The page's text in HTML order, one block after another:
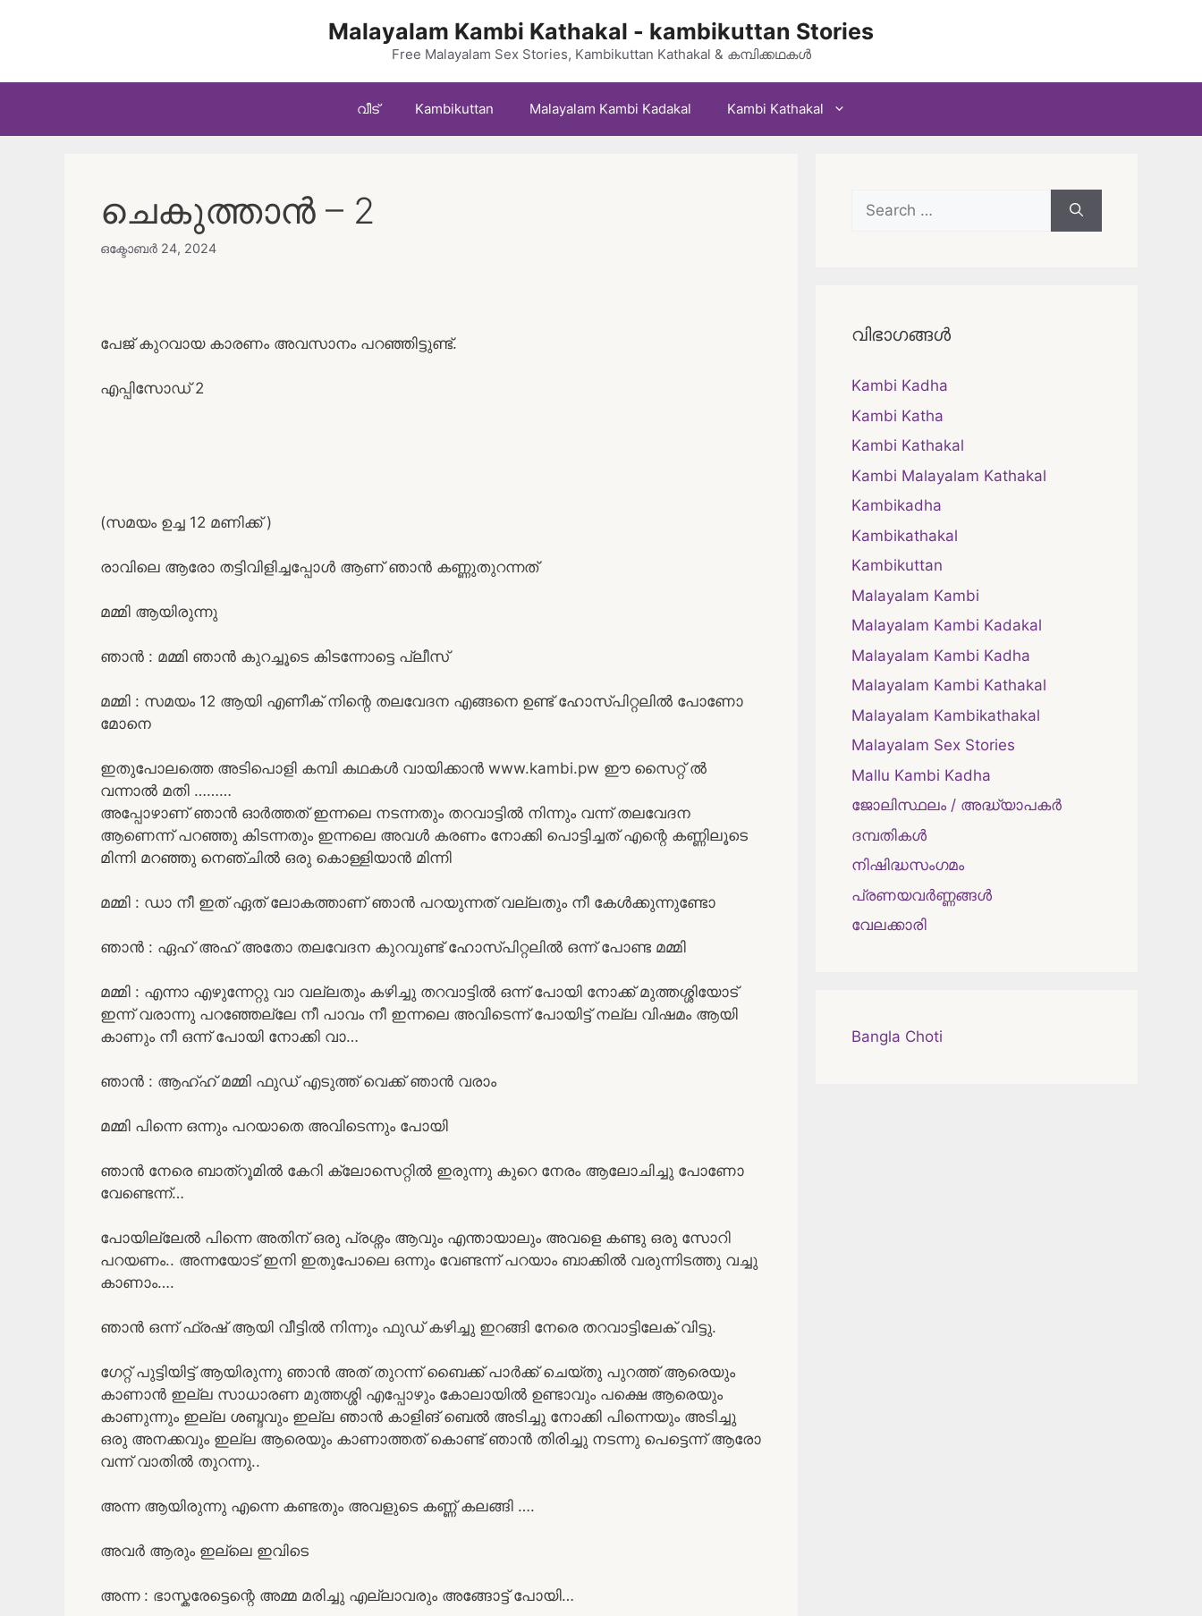
Malayalam Kambi Kathakal - kambikuttan Stories
Free Malayalam Sex Stories, Kambikuttan Kathakal & കമ്പിക്കഥകൾ
വീട് Kambikuttan Malayalam Kambi Kadakal Kambi Kathakal
ചെകുത്താൻ – 2
ഒക്ടോബർ 24, 2024
പേജ് കുറവായ കാരണം അവസാനം പറഞ്ഞിട്ടുണ്ട്.
എപ്പിസോഡ് 2
(സമയം ഉച്ച 12 മണിക്ക് )
രാവിലെ ആരോ തട്ടിവിളിച്ചപ്പോൾ ആണ് ഞാൻ കണ്ണുതുറന്നത്
മമ്മി ആയിരുന്നു
ഞാൻ : മമ്മി ഞാൻ കുറച്ചൂടെ കിടന്നോട്ടെ പ്ലീസ്
മമ്മി : സമയം 12 ആയി എണീക് നിന്റെ തലവേദന എങ്ങനെ ഉണ്ട് ഹോസ്പിറ്റലിൽ പോണോ
മോനെ
ഇതുപോലത്തെ അടിപൊളി കമ്പി കഥകൾ വായിക്കാൻ www.kambi.pw ഈ സൈറ്റ് ൽ
വന്നാൽ മതി ………
അപ്പോഴാണ് ഞാൻ ഓർത്തത് ഇന്നലെ നടന്നതും തറവാട്ടിൽ നിന്നും വന്ന് തലവേദന
ആണെന്ന് പറഞ്ഞു കിടന്നതും ഇന്നലെ അവൾ കരണം നോക്കി പൊട്ടിച്ചത് എന്റെ കണ്ണിലൂടെ
മിന്നി മറഞ്ഞു നെഞ്ചിൽ ഒരു കൊള്ളിയാൻ മിന്നി
മമ്മി : ഡാ നീ ഇത് ഏത് ലോകത്താണ് ഞാൻ പറയുന്നത് വല്ലതും നീ കേൾക്കുന്നുണ്ടോ
ഞാൻ : ഏഹ് അഹ് അതോ തലവേദന കുറവുണ്ട് ഹോസ്പിറ്റലിൽ ഒന്ന് പോണ്ട മമ്മി
മമ്മി : എന്നാ എഴുന്നേറ്റു വാ വല്ലതും കഴിച്ചു തറവാട്ടിൽ ഒന്ന് പോയി നോക്ക് മുത്തശ്ശിയോട്
ഇന്ന് വരാന്നു പറഞ്ഞേല്ലേ നീ പാവം നീ ഇന്നലെ അവിടെന്ന് പോയിട്ട് നല്ല വിഷമം ആയി
കാണും നീ ഒന്ന് പോയി നോക്കി വാ…
ഞാൻ : ആഹ്ഹ് മമ്മി ഫുഡ്‌ എടുത്ത് വെക്ക് ഞാൻ വരാം
മമ്മി പിന്നെ ഒന്നും പറയാതെ അവിടെന്നും പോയി
ഞാൻ നേരെ ബാത്‌റൂമിൽ കേറി ക്ലോസെറ്റിൽ ഇരുന്നു കുറെ നേരം ആലോചിച്ചു പോണോ
വേണ്ടെന്ന്…
പോയില്ലേൽ പിന്നെ അതിന് ഒരു പ്രശ്നം ആവും എന്തായാലും അവളെ കണ്ടു ഒരു സോറി
പറയണം.. അന്നയോട് ഇനി ഇതുപോലെ ഒന്നും വേണ്ടന്ന് പറയാം ബാക്കിൽ വരുന്നിടത്തു വച്ചു
കാണാം….
ഞാൻ ഒന്ന് ഫ്രഷ് ആയി വീട്ടിൽ നിന്നും ഫുഡ്‌ കഴിച്ചു ഇറങ്ങി നേരെ തറവാട്ടിലേക് വിട്ടു.
ഗേറ്റ് പുട്ടിയിട്ട് ആയിരുന്നു ഞാൻ അത് തുറന്ന് ബൈക്ക് പാർക്ക്‌ ചെയ്തു പുറത്ത് ആരെയും
കാണാൻ ഇല്ല സാധാരണ മുത്തശ്ശി എപ്പോഴും കോലായിൽ ഉണ്ടാവും പക്ഷെ ആരെയും
കാണുന്നും ഇല്ല ശബ്ദവും ഇല്ല ഞാൻ കാളിങ് ബെൽ അടിച്ചു നോക്കി പിന്നെയും അടിച്ചു
ഒരു അനക്കവും ഇല്ല ആരെയും കാണാത്തത് കൊണ്ട് ഞാൻ തിരിച്ചു നടന്നു പെട്ടെന്ന് ആരോ
വന്ന് വാതിൽ തുറന്നു..
അന്ന ആയിരുന്നു എന്നെ കണ്ടതും അവളുടെ കണ്ണ് കലങ്ങി ….
അവർ ആരും ഇല്ലെ ഇവിടെ
അന്ന : ഭാസ്കരേട്ടെന്റെ അമ്മ മരിച്ചു എല്ലാവരും അങ്ങോട്ട്‌ പോയി…
Search
for:
വിഭാഗങ്ങൾ
Kambi Kadha
Kambi Katha
Kambi Kathakal
Kambi Malayalam Kathakal
Kambikadha
Kambikathakal
Kambikuttan
Malayalam Kambi
Malayalam Kambi Kadakal
Malayalam Kambi Kadha
Malayalam Kambi Kathakal
Malayalam Kambikathakal
Malayalam Sex Stories
Mallu Kambi Kadha
ജോലിസ്ഥലം / അദ്ധ്യാപകർ
ദമ്പതികള്‍
നിഷിദ്ധസംഗമം
പ്രണയവർണ്ണങ്ങൾ
വേലക്കാരി
Bangla Choti